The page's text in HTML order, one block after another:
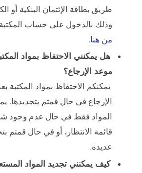
طريق بطاقة الإئتمان البنكية أو
وذلك بالدخول على حساب
من هنا.
هل يمكنني الاحتفاظ بمواد
موعد الإرجاع؟
يمكنكم الاحتفاظ بمواد المكتبة
الإرجاع في حال قمتم بتجديدها.
المواد فقط في حال عدم
قائمة الانتظار، أو في حال قمتم
عديدة.
كيف يمكنني تجديد المواد